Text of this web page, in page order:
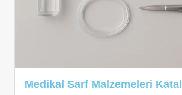
Medikal Sarf Malzemeleri